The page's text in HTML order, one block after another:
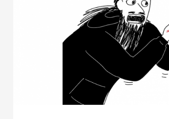
МОБИЛЬНАЯ РАЗРАБОТКА ЮЗАБИЛИТИ